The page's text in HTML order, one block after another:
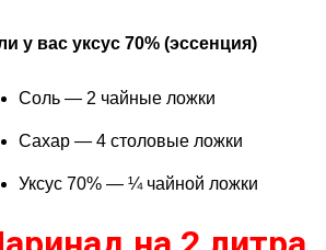
у вас уксус 70% (эссенция)
Соль — 2 чайные ложки
Сахар — 4 столовые ложки
Уксус 70% — ¼ чайной ложки